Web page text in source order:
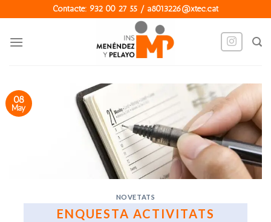
to
content
Contacte: 932 00 27 55 / a8013226@xtec.cat
08
May
NOVETATS
ENQUESTA ACTIVITATS